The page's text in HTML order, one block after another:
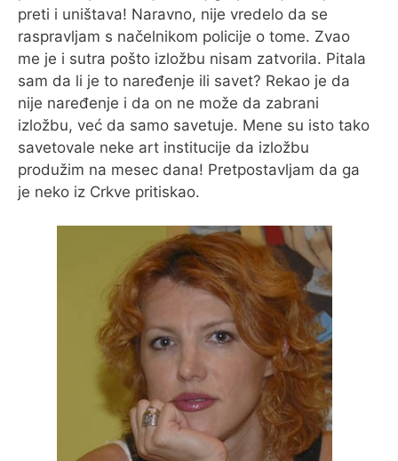
preti i uništava! Naravno, nije vredelo da se
raspravljam s načelnikom policije o tome. Zvao
me je i sutra pošto izložbu nisam zatvorila. Pitala
sam da li je to naređenje ili savet? Rekao je da
nije naređenje i da on ne može da zabrani
izložbu, već da samo savetuje. Mene su isto tako
savetovale neke art institucije da izložbu
produžim na mesec dana! Pretpostavljam da ga
je neko iz Crkve pritiskao.